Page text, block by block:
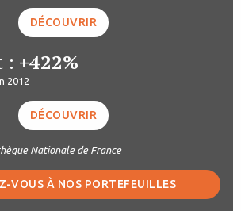
DÉCOUVRIR
: +422%
2012
DÉCOUVRIR
Nationale de France
VOUS À NOS PORTEFEUILLES